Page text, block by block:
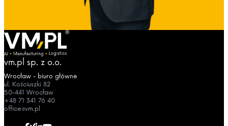
vm.pl sp. z o.o.
Wrocław - biuro główne
ul. Kościuszki 82
50-441 Wrocław
+48 71 341 76 40
office@vm.pl